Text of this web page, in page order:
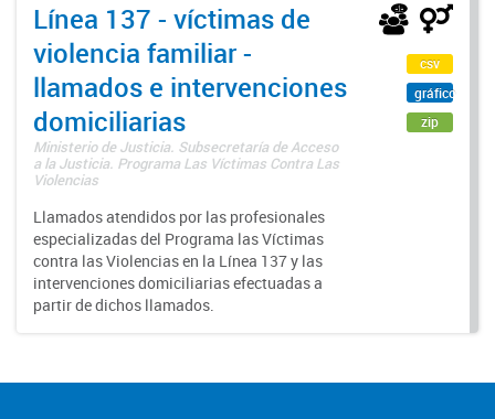
Línea 137 - víctimas de
violencia familiar -
llamados e intervenciones
domiciliarias
Ministerio de Justicia. Subsecretaría de Acceso
a la Justicia. Programa Las Víctimas Contra Las
Violencias
Llamados atendidos por las profesionales
especializadas del Programa las Víctimas
contra las Violencias en la Línea 137 y las
intervenciones domiciliarias efectuadas a
partir de dichos llamados.
csv
gráfico
zip